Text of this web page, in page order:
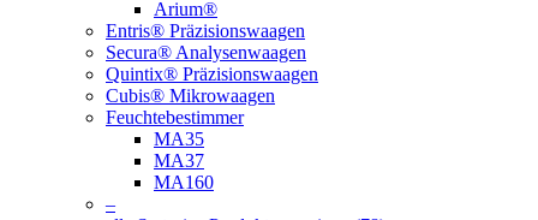
Arium®
Entris® Präzisionswaagen
Secura® Analysenwaagen
Quintix® Präzisionswaagen
Cubis® Mikrowaagen
Feuchtebestimmer
MA35
MA37
MA160
–